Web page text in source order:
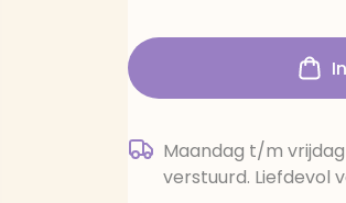
Maandag t/m
verstuurd. Liefdevol